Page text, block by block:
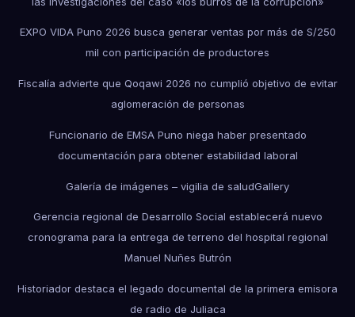
EXPO VIDA Puno 2026 busca generar ventas por más de S/250
mil con participación de productores
Fiscalía advierte que Qoqawi 2026 no cumplió objetivo de evitar
aglomeración de personas
Funcionario de EMSA Puno niega haber presentado
documentación para obtener estabilidad laboral
Galería de imágenes – vigilia de saludGallery
Gerencia regional de Desarrollo Social establecerá nuevo
cronograma para la entrega de terreno del hospital regional
Manuel Nuñes Butrón
Historiador destaca el legado documental de la primera emisora
de radio de Juliaca